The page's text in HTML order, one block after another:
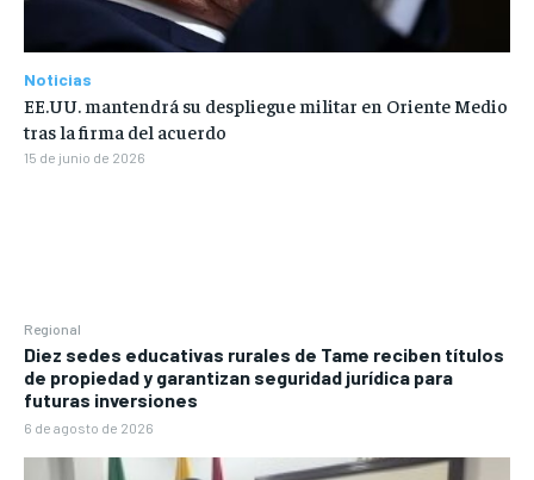
Regional
Diez sedes educativas rurales de Tame reciben títulos
de propiedad y garantizan seguridad jurídica para
futuras inversiones
6 de agosto de 2026
Noticias
EE.UU. mantendrá su despliegue militar en Oriente Medio
tras la firma del acuerdo
15 de junio de 2026